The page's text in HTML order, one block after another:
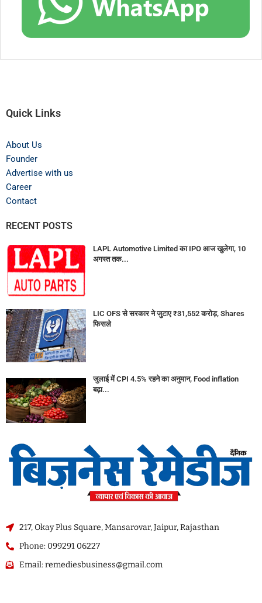
Quick Links
About Us
Founder
Advertise with us
Career
Contact
RECENT POSTS
LAPL Automotive Limited का IPO आज खुलेगा, 10
अगस्त तक...
LIC OFS से सरकार ने जुटाए ₹31,552 करोड़, Shares
फिसले
जुलाई में CPI 4.5% रहने का अनुमान, Food inflation
बढ़ा...
217, Okay Plus Square, Mansarovar, Jaipur, Rajasthan
Phone: 099291 06227
Email: remediesbusiness@gmail.com